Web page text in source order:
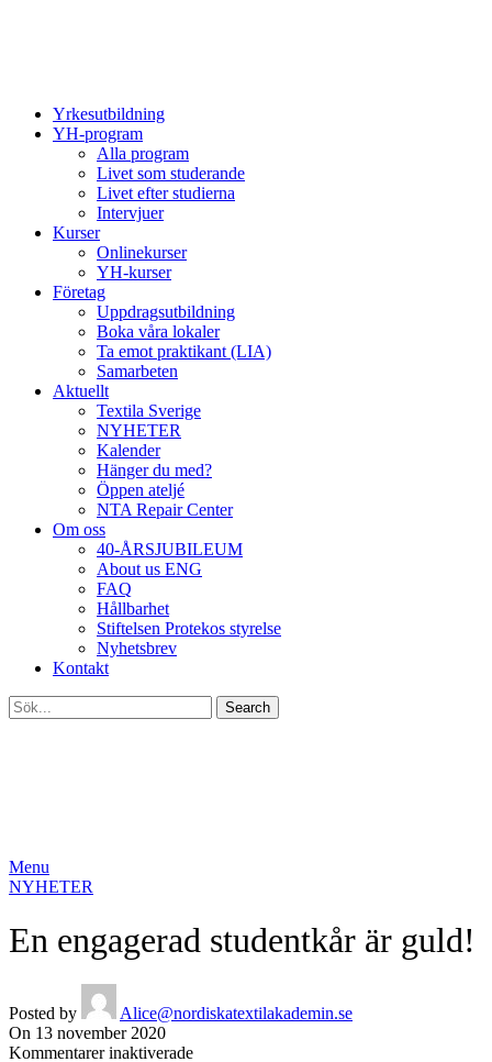
Yrkesutbildning
YH-program
Alla program
Livet som studerande
Livet efter studierna
Intervjuer
Kurser
Onlinekurser
YH-kurser
Företag
Uppdragsutbildning
Boka våra lokaler
Ta emot praktikant (LIA)
Samarbeten
Aktuellt
Textila Sverige
NYHETER
Kalender
Hänger du med?
Öppen ateljé
NTA Repair Center
Om oss
40-ÅRSJUBILEUM
About us ENG
FAQ
Hållbarhet
Stiftelsen Protekos styrelse
Nyhetsbrev
Kontakt
Search
Menu
NYHETER
En engagerad studentkår är guld!
Posted by
Alice@nordiskatextilakademin.se
On 13 november 2020
Kommentarer inaktiveradeför